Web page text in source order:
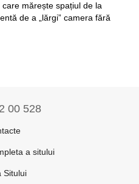
mărește spațiul de la
de a „lărgi” camera fără
00 528
a sitului
Sitului